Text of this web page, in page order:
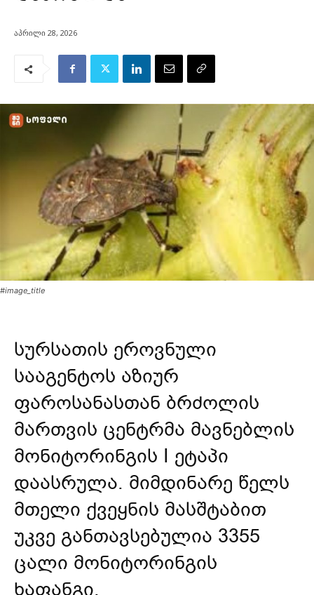
აპრილი 28, 2026
#image_title
სურსათის ეროვნული
სააგენტოს აზიურ
ფაროსანასთან ბრძოლის
მართვის ცენტრმა მავნებლის
მონიტორინგის I ეტაპი
დაასრულა. მიმდინარე წელს
მთელი ქვეყნის მასშტაბით
უკვე განთავსებულია 3355
ცალი მონიტორინგის
ხაფანგი.